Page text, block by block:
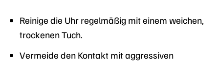
Reinige die Uhr regelmäßig mit einem weichen,
trockenen Tuch.
Vermeide den Kontakt mit aggressiven